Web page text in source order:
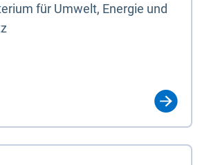
für Umwelt, Energie und